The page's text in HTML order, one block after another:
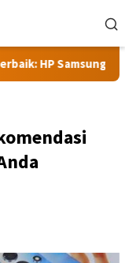
Anti Air Harga 3